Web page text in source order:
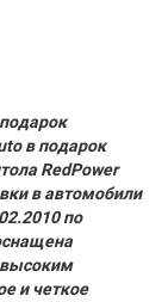
в подарок
RedPower
в автомобили
по
и четкое